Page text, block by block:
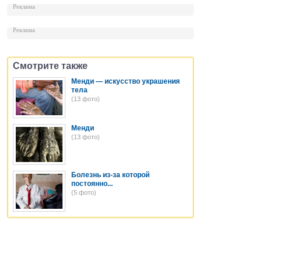
Реклама
Реклама
Смотрите также
Менди — искусство украшения
тела
(13 фото)
Менди
(13 фото)
Болезнь из-за которой
постоянно...
(5 фото)